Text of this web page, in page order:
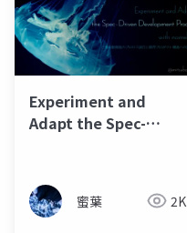
Experiment and
Adapt the Spec-
nameless - 仕様駆動開
発のプロセス試行と既
蜜葉 2K